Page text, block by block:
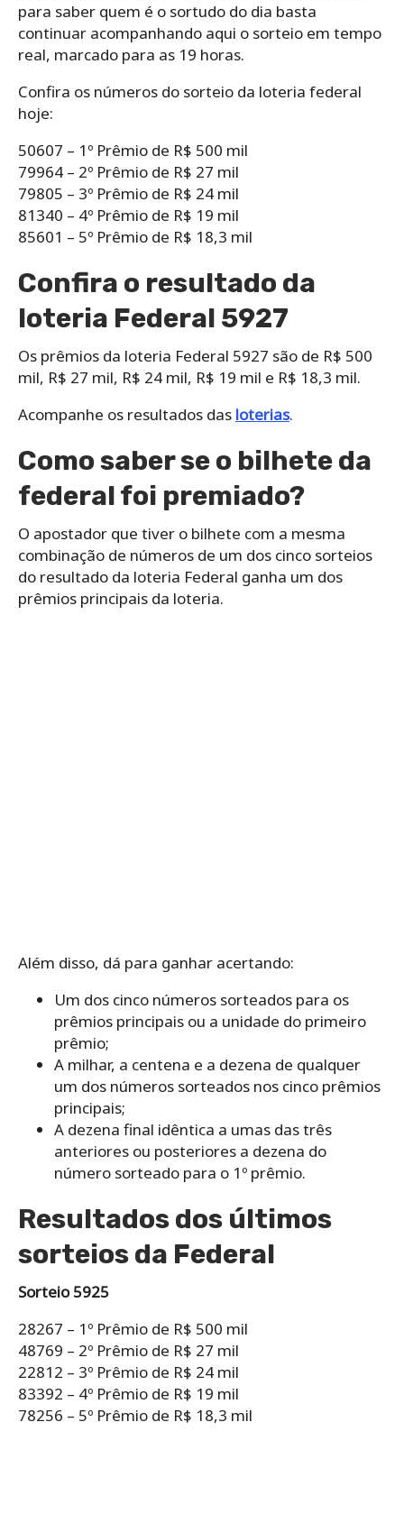
para saber quem é o sortudo do dia basta
continuar acompanhando aqui o sorteio em tempo
real, marcado para as 19 horas.
Confira os números do sorteio da loteria federal
hoje:
50607 – 1º Prêmio de R$ 500 mil
79964 – 2º Prêmio de R$ 27 mil
79805 – 3º Prêmio de R$ 24 mil
81340 – 4º Prêmio de R$ 19 mil
85601 – 5º Prêmio de R$ 18,3 mil
Confira o resultado da
loteria Federal 5927
Os prêmios da loteria Federal 5927 são de R$ 500
mil, R$ 27 mil, R$ 24 mil, R$ 19 mil e R$ 18,3 mil.
Acompanhe os resultados das loterias.
Como saber se o bilhete da
federal foi premiado?
O apostador que tiver o bilhete com a mesma
combinação de números de um dos cinco sorteios
do resultado da loteria Federal ganha um dos
prêmios principais da loteria.
Além disso, dá para ganhar acertando:
Um dos cinco números sorteados para os
prêmios principais ou a unidade do primeiro
prêmio;
A milhar, a centena e a dezena de qualquer
um dos números sorteados nos cinco prêmios
principais;
A dezena final idêntica a umas das três
anteriores ou posteriores a dezena do
número sorteado para o 1º prêmio.
Resultados dos últimos
sorteios da Federal
Sorteio 5925
28267 – 1º Prêmio de R$ 500 mil
48769 – 2º Prêmio de R$ 27 mil
22812 – 3º Prêmio de R$ 24 mil
83392 – 4º Prêmio de R$ 19 mil
78256 – 5º Prêmio de R$ 18,3 mil